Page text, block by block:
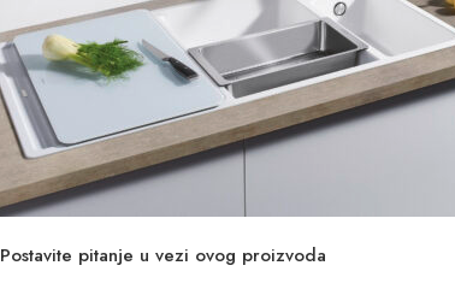
Postavite pitanje u vezi ovog proizvoda